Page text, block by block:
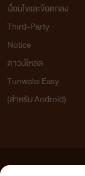
เงื่อนไขและข้อตกลง
Third-Party
Notice
ดาวน์โหลด
Tunwalai Easy
(สำหรับ Android)